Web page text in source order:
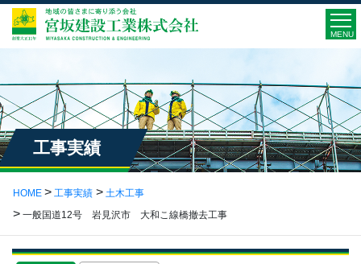
MENU
工事実績
HOME 工事実績
土木工事
一般国道12号 岩見沢市 大和こ線橋撤去工事